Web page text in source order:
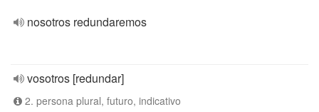
nosotros redundaremos
vosotros [redundar]
2. persona plural, futuro, indicativo